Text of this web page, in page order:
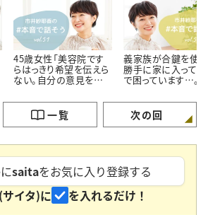
45歳女性「美容院です
らはっきり希望を伝えら
ない。自分の意見を伝え
さします…。」
義家族が合鍵を使
勝手に家に入ってく
で困っています…。
一覧 次の回
saitaをお気に入り登録する
イタ)に
を入れるだけ！